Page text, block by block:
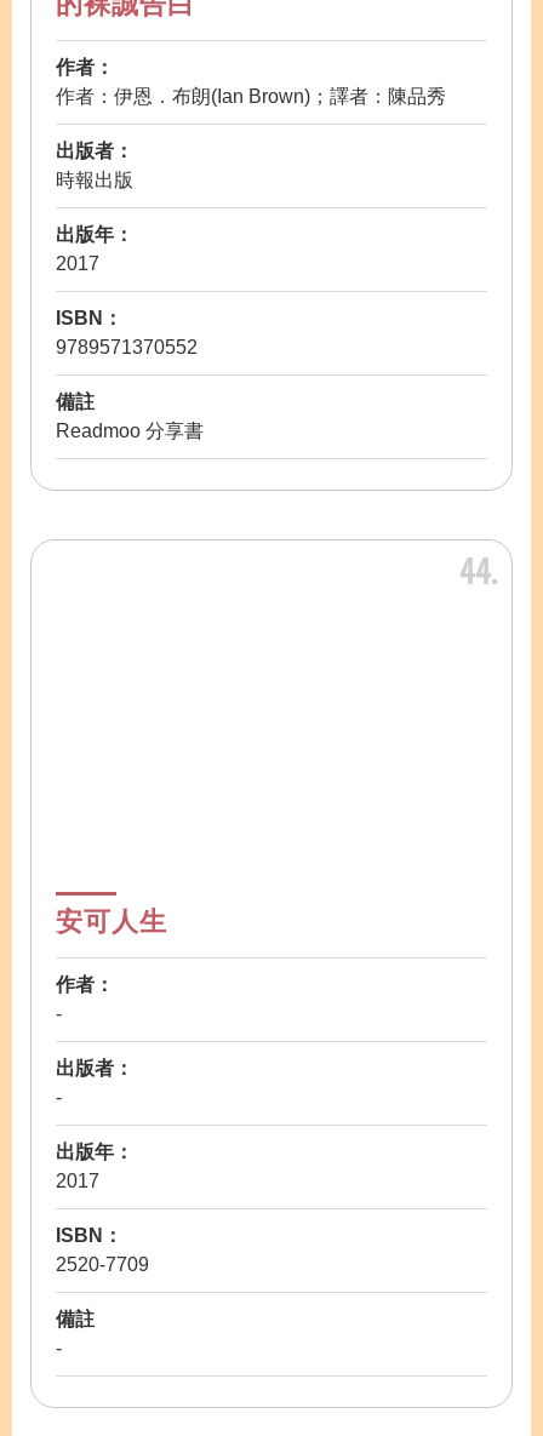
作者：
作者：伊恩．布朗(Ian Brown)；譯者：陳品秀
出版者：
時報出版
出版年：
2017
ISBN：
9789571370552
備註
Readmoo 分享書
44
安可人生
作者：
-
出版者：
-
出版年：
2017
ISBN：
2520-7709
備註
-